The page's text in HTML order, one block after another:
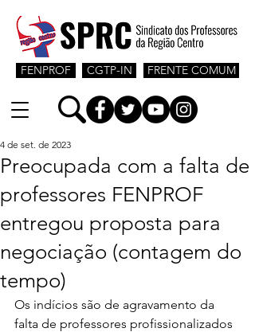
CGTP-IN
FENPROF FRENTE COMUM
Preocupada com a falta de
professores FENPROF
entregou proposta para
negociação (contagem do
tempo)
4 de set. de 2023
Os indícios são de agravamento da
falta de professores profissionalizados